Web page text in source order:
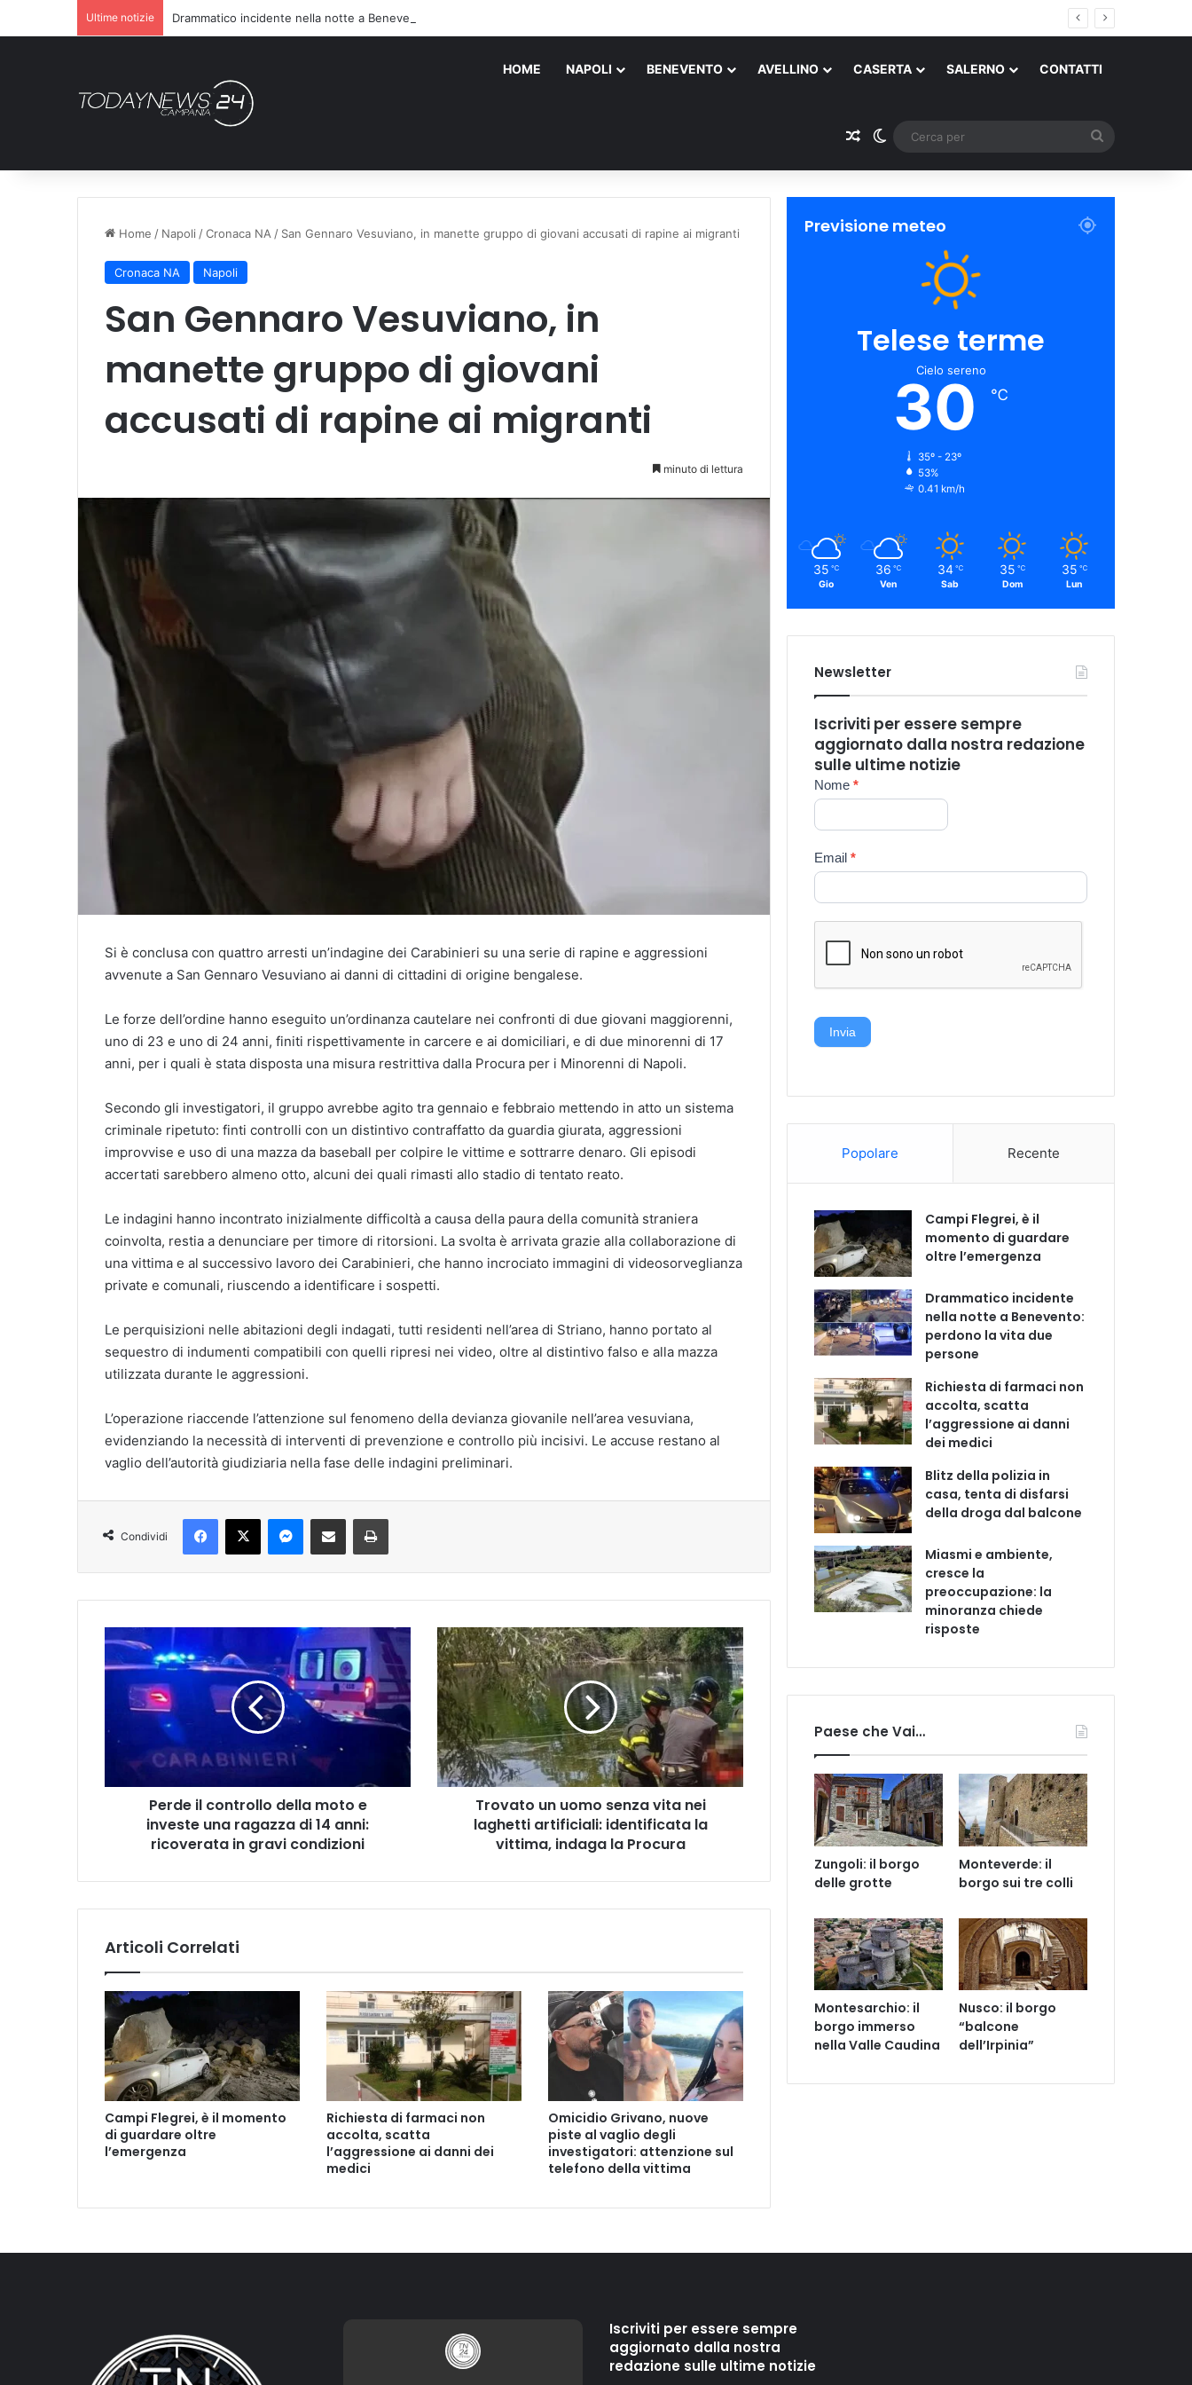
Ultime notizie Drammatico incidente nella notte a Benevento: perdono la vita due persone
HOME NAPOLI BENEVENTO AVELLINO CASERTA SALERNO CONTATTI
Un articolo a caso
Cambia aspetto
per
Home / Napoli /Cronaca NA / San Gennaro Vesuviano, in manette gruppo di giovani accusati di rapine ai migranti
Cronaca NA Napoli
San Gennaro Vesuviano, in
manette gruppo di giovani
accusati di rapine ai migranti
minuto di lettura
Si è conclusa con quattro arresti un’indagine dei Carabinieri su una serie di rapine e aggressioni
avvenute a San Gennaro Vesuviano ai danni di cittadini di origine bengalese.
Le forze dell’ordine hanno eseguito un’ordinanza cautelare nei confronti di due giovani maggiorenni,
uno di 23 e uno di 24 anni, finiti rispettivamente in carcere e ai domiciliari, e di due minorenni di 17
anni, per i quali è stata disposta una misura restrittiva dalla Procura per i Minorenni di Napoli.
Secondo gli investigatori, il gruppo avrebbe agito tra gennaio e febbraio mettendo in atto un sistema
criminale ripetuto: finti controlli con un distintivo contraffatto da guardia giurata, aggressioni
improvvise e uso di una mazza da baseball per colpire le vittime e sottrarre denaro. Gli episodi
accertati sarebbero almeno otto, alcuni dei quali rimasti allo stadio di tentato reato.
Le indagini hanno incontrato inizialmente difficoltà a causa della paura della comunità straniera
coinvolta, restia a denunciare per timore di ritorsioni. La svolta è arrivata grazie alla collaborazione di
una vittima e al successivo lavoro dei Carabinieri, che hanno incrociato immagini di videosorveglianza
private e comunali, riuscendo a identificare i sospetti.
Le perquisizioni nelle abitazioni degli indagati, tutti residenti nell’area di Striano, hanno portato al
sequestro di indumenti compatibili con quelli ripresi nei video, oltre al distintivo falso e alla mazza
utilizzata durante le aggressioni.
L’operazione riaccende l’attenzione sul fenomeno della devianza giovanile nell’area vesuviana,
evidenziando la necessità di interventi di prevenzione e controllo più incisivi. Le accuse restano al
vaglio dell’autorità giudiziaria nella fase delle indagini preliminari.
Condividi
Facebook
X Messenger
Condividi via mail Stampa
controllo
moto
e
investe
ragazza
Perde il controllo della moto e
investe una ragazza di 14 anni:
ricoverata in gravi condizioni
Trovato
un
uomo
senza
vita
nei
laghetti
artificiali:
identificata
vittima,
Trovato un uomo senza vita nei
laghetti artificiali: identificata la
vittima, indaga la Procura
Articoli Correlati
Campi Flegrei, è il momento
di guardare oltre
l’emergenza
Richiesta di farmaci non
accolta, scatta
l’aggressione ai danni dei
medici
Omicidio Grivano, nuove
piste al vaglio degli
investigatori: attenzione sul
telefono della vittima
Previsione meteo
Telese terme
Cielo sereno
30 ℃
35º - 23º
53%
0.41 km/h
35 ℃
Gio
36 ℃
Ven
34 ℃
Sab
35 ℃
Dom
35 ℃
Lun
Newsletter
Iscriviti per essere sempre
aggiornato dalla nostra redazione
sulle ultime notizie
Newsletter
Nome*
Email*
Invia
Popolare Recente
Campi Flegrei, è il
momento di guardare
oltre l’emergenza
Drammatico incidente
nella notte a Benevento:
perdono la vita due
persone
Richiesta di farmaci non
accolta, scatta
l’aggressione ai danni
dei medici
Blitz della polizia in
casa, tenta di disfarsi
della droga dal balcone
Miasmi e ambiente,
cresce la
preoccupazione: la
minoranza chiede
risposte
Paese che Vai…
Zungoli: il borgo
delle grotte
Monteverde: il
borgo sui tre colli
Montesarchio: il
borgo immerso
nella Valle Caudina
Nusco: il borgo
“balcone
dell’Irpinia”
Iscriviti per essere sempre
aggiornato dalla nostra
redazione sulle ultime notizie